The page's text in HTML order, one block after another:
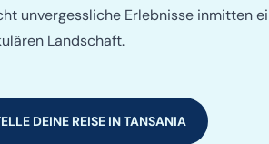
unvergessliche Erlebnisse inmitten
Landschaft.
DEINE REISE IN TANSANIA